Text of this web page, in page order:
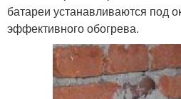
батареи устанавливаются под
эффективного обогрева.